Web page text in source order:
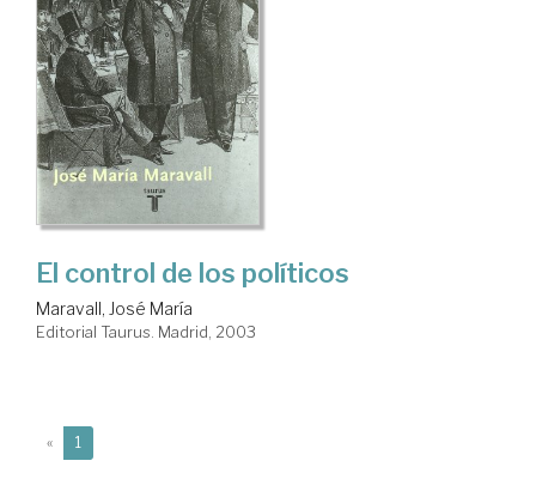
El control de los políticos
Maravall, José María
Editorial Taurus. Madrid, 2003
« 1